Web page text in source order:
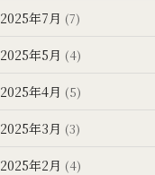
2025年7月 (7)
2025年5月 (4)
2025年4月 (5)
2025年3月 (3)
2025年2月 (4)